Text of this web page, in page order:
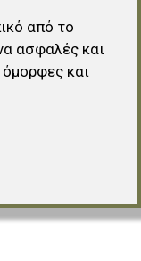
αγαπημένα
από το
ασφαλές και
όμορφες και